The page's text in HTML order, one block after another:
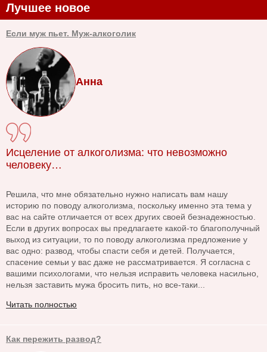
Лучшее новое
Если муж пьет. Муж-алкоголик
Анна
Исцеление от алкоголизма: что невозможно
человеку…
Решила, что мне обязательно нужно написать вам нашу
историю по поводу алкоголизма, поскольку именно эта тема у
вас на сайте отличается от всех других своей безнадежностью.
Если в других вопросах вы предлагаете какой-то благополучный
выход из ситуации, то по поводу алкоголизма предложение у
вас одно: развод, чтобы спасти себя и детей. Получается,
спасение семьи у вас даже не рассматривается. Я согласна с
вашими психологами, что нельзя исправить человека насильно,
нельзя заставить мужа бросить пить, но все-таки...
Читать полностью
Как пережить развод?